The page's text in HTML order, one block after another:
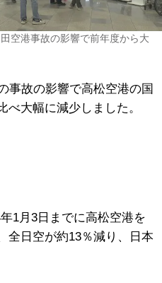
空港事故の影響で前年度から大
事故の影響で高松空港の国
大幅に減少しました。
1月3日までに高松空港を
全日空が約13％減り、日本